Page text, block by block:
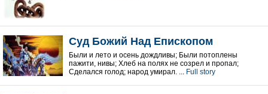
Суд Божий Над Епископом
Были и лето и осень дождливы; Были потоплены
пажити, нивы; Хлеб на полях не созрел и пропал;
Сделался голод; народ умирал. ... Full story